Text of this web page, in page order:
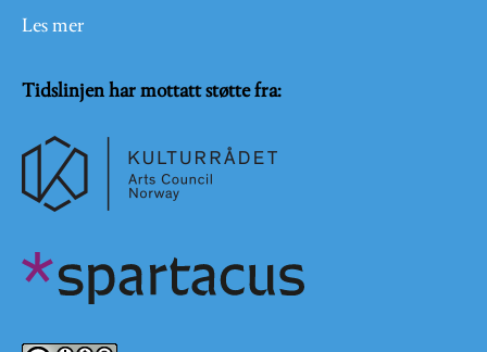
Les mer
Tidslinjen har mottatt støtte fra: